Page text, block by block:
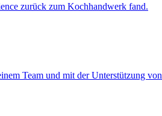
zurück zum Kochhandwerk fand.
Team und mit der Unterstützung